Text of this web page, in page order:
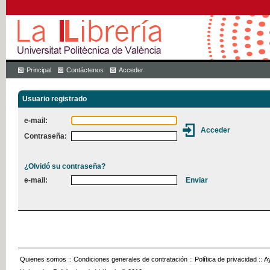
Principal Contáctenos Acceder
Usuario registrado
e-mail:
Contraseña:
¿Olvidó su contraseña?
e-mail:
Quienes somos :: Condiciones generales de contratación :: Política de privacidad ::